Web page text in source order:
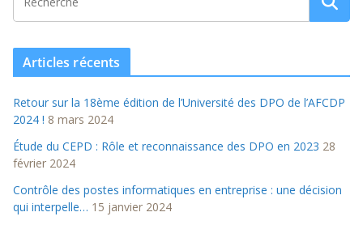
Articles récents
Retour sur la 18ème édition de l’Université des DPO de l’AFCDP
2024 ! 8 mars 2024
Étude du CEPD : Rôle et reconnaissance des DPO en 2023 28
février 2024
Contrôle des postes informatiques en entreprise : une décision
qui interpelle… 15 janvier 2024